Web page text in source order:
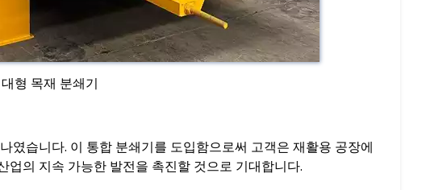
형 목재 분쇄기
였습니다. 이 통합 분쇄기를 도입함으로써 고객은 재활용 공장에
의 지속 가능한 발전을 촉진할 것으로 기대합니다.